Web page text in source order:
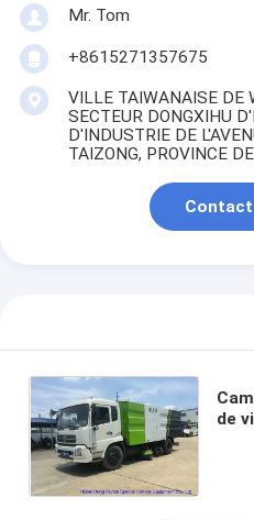
Mr. Tom
+8615271357675
VILLE TAIWANAISE DE
SECTEUR DONGXIHU
D'INDUSTRIE DE
TAIZONG, PROVINCE
de